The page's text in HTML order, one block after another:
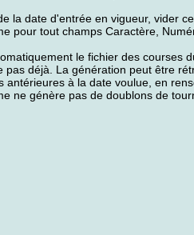
la date d'entrée en vigueur, vider
pour tout champs Caractère,
le fichier des courses
pas déjà. La génération peut être
antérieures à la date voulue, en
ne génère pas de doublons de